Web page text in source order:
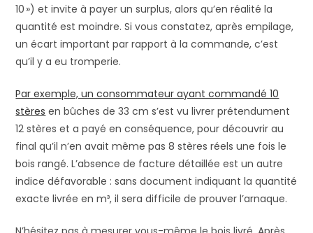
10 ») et invite à payer un surplus, alors qu’en réalité la
quantité est moindre. Si vous constatez, après empilage,
un écart important par rapport à la commande, c’est
qu’il y a eu tromperie.
Par exemple, un consommateur ayant commandé 10
stères en bûches de 33 cm s’est vu livrer prétendument
12 stères et a payé en conséquence, pour découvrir au
final qu’il n’en avait même pas 8 stères réels une fois le
bois rangé​. L’absence de facture détaillée est un autre
indice défavorable : sans document indiquant la quantité
exacte livrée en m³, il sera difficile de prouver l’arnaque.